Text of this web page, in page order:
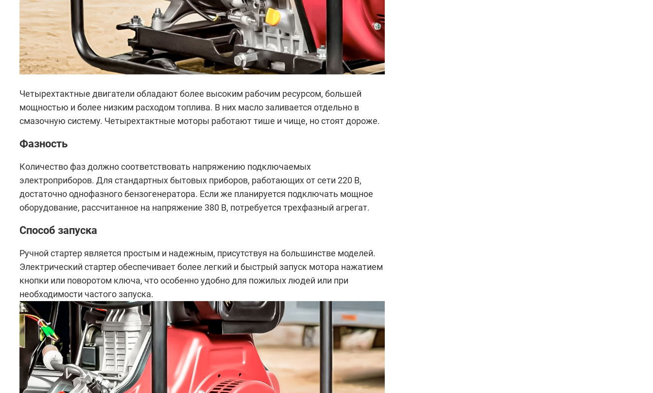
Четырехтактные двигатели обладают более высоким рабочим ресурсом, большей
мощностью и более низким расходом топлива. В них масло заливается отдельно в
смазочную систему. Четырехтактные моторы работают тише и чище, но стоят дороже.
Фазность
Количество фаз должно соответствовать напряжению подключаемых
электроприборов. Для стандартных бытовых приборов, работающих от сети 220 В,
достаточно однофазного бензогенератора. Если же планируется подключать мощное
оборудование, рассчитанное на напряжение 380 В, потребуется трехфазный агрегат.
Способ запуска
Ручной стартер является простым и надежным, присутствуя на большинстве моделей.
Электрический стартер обеспечивает более легкий и быстрый запуск мотора нажатием
кнопки или поворотом ключа, что особенно удобно для пожилых людей или при
необходимости частого запуска.